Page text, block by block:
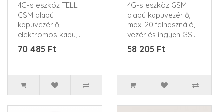
4G-s eszköz TELL
GSM alapú
kapuvezérlő,
elektromos kapu,
sorompó vezérlése
interneten keresztü..
70 485 Ft
4G-s eszköz GSM
alapú kapuvezérlő,
max. 20 felhasználó,
vezérlés ingyen GSM
hívással, 2 kapu k..
58 205 Ft